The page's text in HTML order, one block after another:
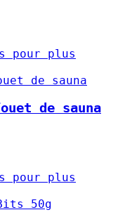
pour plus
de sauna
pour plus